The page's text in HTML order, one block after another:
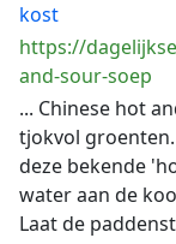
kost
https://
and-sour-soep
... Chinese hot
tjokvol
deze bekende
water aan de
Laat de